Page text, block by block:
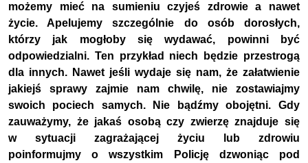
możemy mieć na sumieniu czyjeś zdrowie a nawet
życie. Apelujemy szczególnie do osób dorosłych,
którzy jak mogłoby się wydawać, powinni być
odpowiedzialni. Ten przykład niech będzie przestrogą
dla innych. Nawet jeśli wydaje się nam, że załatwienie
jakiejś sprawy zajmie nam chwilę, nie zostawiajmy
swoich pociech samych. Nie bądźmy obojętni. Gdy
zauważymy, że jakaś osobą czy zwierzę znajduje się
w sytuacji zagrażającej życiu lub zdrowiu
poinformujmy o wszystkim Policję dzwoniąc pod